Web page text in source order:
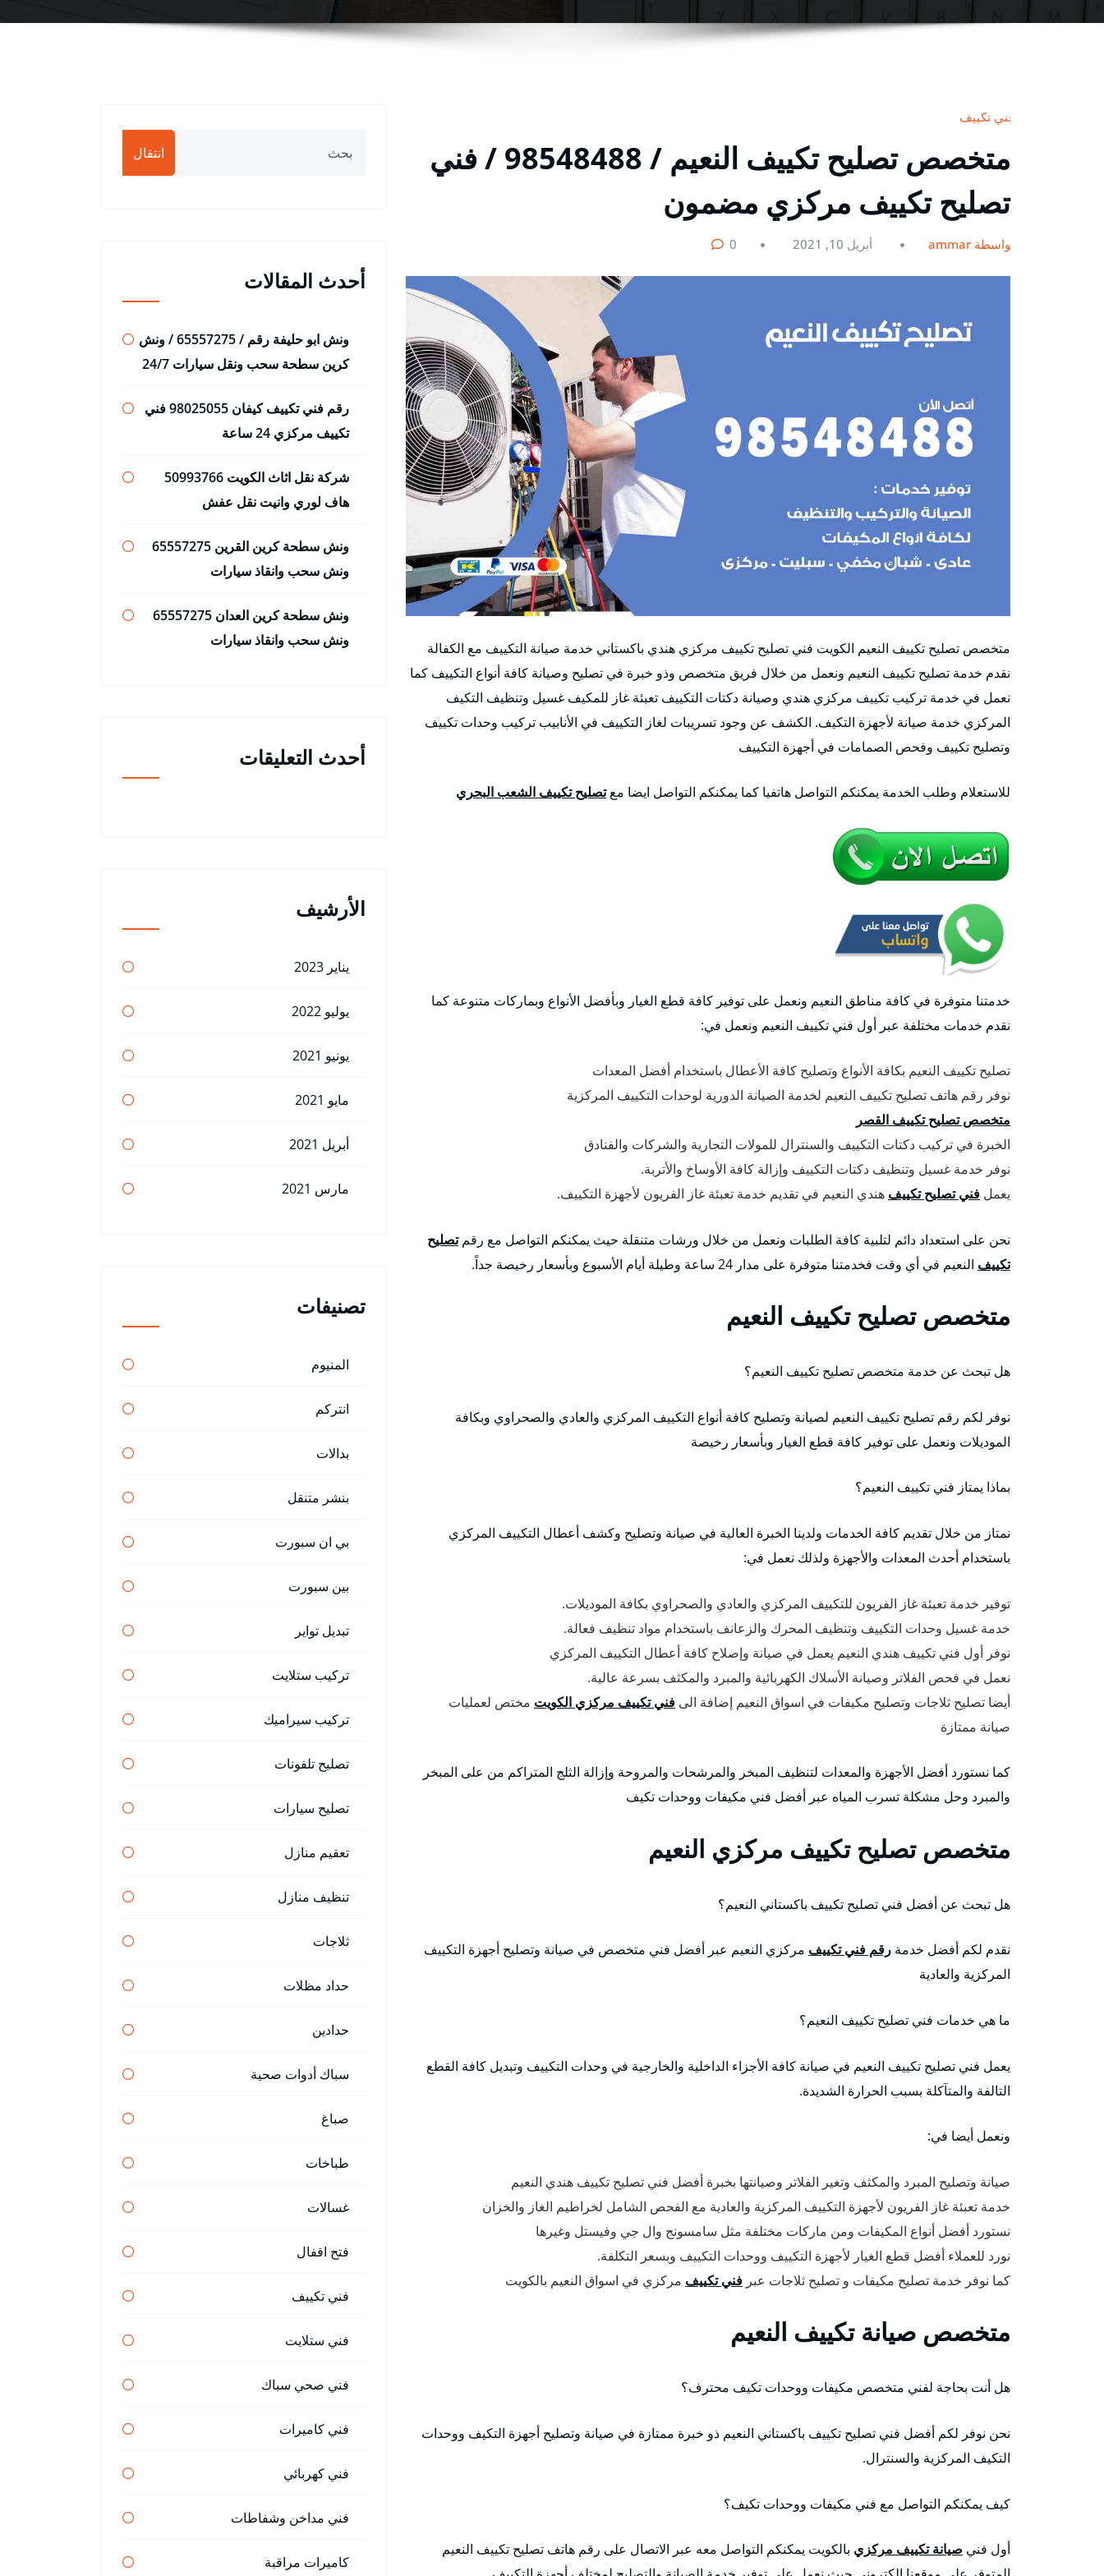
فني تكييف
متخصص تصليح تكييف النعيم / 98548488 / فني
تصليح تكييف مركزي مضمون
بواسطة ammar أبريل 10, 2021 0
متخصص تصليح تكييف النعيم الكويت فني تصليح تكييف مركزي هندي باكستاني خدمة صيانة التكييف مع الكفالة
نقدم خدمة تصليح تكييف النعيم ونعمل من خلال فريق متخصص وذو خبرة في تصليح وصيانة كافة أنواع التكييف كما
نعمل في خدمة تركيب تكييف مركزي هندي وصيانة دكتات التكييف تعبئة غاز للمكيف غسيل وتنظيف التكيف
المركزي خدمة صيانة لأجهزة التكيف. الكشف عن وجود تسريبات لغاز التكييف في الأنابيب تركيب وحدات تكييف
وتصليح تكييف وفحص الصمامات في أجهزة التكييف
للاستعلام وطلب الخدمة يمكنكم التواصل هاتفيا كما يمكنكم التواصل ايضا معتصليح تكييف الشعب البحري
خدمتنا متوفرة في كافة مناطق النعيم ونعمل على توفير كافة قطع الغيار وبأفضل الأنواع وبماركات متنوعة كما
نقدم خدمات مختلفة عبر أول فني تكييف النعيم ونعمل في:
تصليح تكييف النعيم بكافة الأنواع وتصليح كافة الأعطال باستخدام أفضل المعدات
نوفر رقم هاتف تصليح تكييف النعيم لخدمة الصيانة الدورية لوحدات التكييف المركزية
متخصص تصليح تكييف القصر
الخبرة في تركيب دكتات التكييف والسنترال للمولات التجارية والشركات والفنادق
نوفر خدمة غسيل وتنظيف دكتات التكييف وإزالة كافة الأوساخ والأتربة.
يعمل فني تصليح تكييف هندي النعيم في تقديم خدمة تعبئة غاز الفريون لأجهزة التكييف.
نحن على استعداد دائم لتلبية كافة الطلبات ونعمل من خلال ورشات متنقلة حيث يمكنكم التواصل مع رقمتصليح
تكييف النعيم في أي وقت فخدمتنا متوفرة على مدار 24 ساعة وطيلة أيام الأسبوع وبأسعار رخيصة جداً.
متخصص تصليح تكييف النعيم
هل تبحث عن خدمة متخصص تصليح تكييف النعيم؟
نوفر لكم رقم تصليح تكييف النعيم لصيانة وتصليح كافة أنواع التكييف المركزي والعادي والصحراوي وبكافة
الموديلات ونعمل على توفير كافة قطع الغيار وبأسعار رخيصة
بماذا يمتاز فني تكييف النعيم؟
نمتاز من خلال تقديم كافة الخدمات ولدينا الخبرة العالية في صيانة وتصليح وكشف أعطال التكييف المركزي
باستخدام أحدث المعدات والأجهزة ولذلك نعمل في:
توفير خدمة تعبئة غاز الفريون للتكييف المركزي والعادي والصحراوي بكافة الموديلات.
خدمة غسيل وحدات التكييف وتنظيف المحرك والزعانف باستخدام مواد تنظيف فعالة.
نوفر أول فني تكييف هندي النعيم يعمل في صيانة وإصلاح كافة أعطال التكييف المركزي
نعمل في فحص الفلاتر وصيانة الأسلاك الكهربائية والمبرد والمكثف بسرعة عالية.
أيضا تصليح ثلاجات وتصليح مكيفات في اسواق النعيم إضافة الى فني تكييف مركزي الكويت مختص لعمليات
صيانة ممتازة
كما نستورد أفضل الأجهزة والمعدات لتنظيف المبخر والمرشحات والمروحة وإزالة الثلج المتراكم من على المبخر
والمبرد وحل مشكلة تسرب المياه عبر أفضل فني مكيفات ووحدات تكيف
متخصص تصليح تكييف مركزي النعيم
هل تبحث عن أفضل فني تصليح تكييف باكستاني النعيم؟
نقدم لكم أفضل خدمة رقم فني تكييف مركزي النعيم عبر أفضل فني متخصص في صيانة وتصليح أجهزة التكييف
المركزية والعادية
ما هي خدمات فني تصليح تكييف النعيم؟
يعمل فني تصليح تكييف النعيم في صيانة كافة الأجزاء الداخلية والخارجية في وحدات التكييف وتبديل كافة القطع
التالفة والمتآكلة بسبب الحرارة الشديدة.
ونعمل أيضا في:
صيانة وتصليح المبرد والمكثف وتغير الفلاتر وصيانتها بخبرة أفضل فني تصليح تكييف هندي النعيم
خدمة تعبئة غاز الفريون لأجهزة التكييف المركزية والعادية مع الفحص الشامل لخراطيم الغاز والخزان
نستورد أفضل أنواع المكيفات ومن ماركات مختلفة مثل سامسونج وال جي وفيستل وغيرها
نورد للعملاء أفضل قطع الغيار لأجهزة التكييف ووحدات التكييف وبسعر التكلفة.
كما نوفر خدمة تصليح مكيفات و تصليح ثلاجات عبر فني تكييف مركزي في اسواق النعيم بالكويت
متخصص صيانة تكييف النعيم
هل أنت بحاجة لفني متخصص مكيفات ووحدات تكيف محترف؟
نحن نوفر لكم أفضل فني تصليح تكييف باكستاني النعيم ذو خبرة ممتازة في صيانة وتصليح أجهزة التكيف ووحدات
التكيف المركزية والسنترال.
كيف يمكنكم التواصل مع فني مكيفات ووحدات تكيف؟
أول فني صيانة تكييف مركزي بالكويت يمكنكم التواصل معه عبر الاتصال على رقم هاتف تصليح تكييف النعيم
انتقال
أحدث المقالات
ونش ابو حليفة رقم / 65557275 / ونش
كرين سطحة سحب ونقل سيارات 24/7
رقم فني تكييف كيفان 98025055 فني
تكييف مركزي 24 ساعة
شركة نقل اثاث الكويت 50993766
هاف لوري وانيت نقل عفش
ونش سطحة كرين القرين 65557275
ونش سحب وانقاذ سيارات
ونش سطحة كرين العدان 65557275
ونش سحب وانقاذ سيارات
أحدث التعليقات
الأرشيف
يناير 2023
يوليو 2022
يونيو 2021
مايو 2021
أبريل 2021
مارس 2021
تصنيفات
المنيوم
انتركم
بدالات
بنشر متنقل
بي ان سبورت
بين سبورت
تبديل تواير
تركيب ستلايت
تركيب سيراميك
تصليح تلفونات
تصليح سيارات
تعقيم منازل
تنظيف منازل
ثلاجات
حداد مظلات
حدادين
سباك أدوات صحية
صباغ
طباخات
غسالات
فتح اقفال
فني تكييف
فني ستلايت
فني صحي سباك
فني كاميرات
فني كهربائي
فني مداخن وشفاطات
كاميرات مراقبة